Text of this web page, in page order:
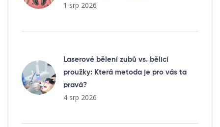
1 srp 2026
Laserové bělení zubů vs. bělicí
proužky: Která metoda je pro vás ta
pravá?
4 srp 2026